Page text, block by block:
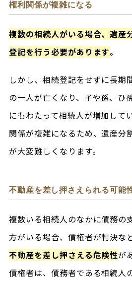
権利関係が複雑になる
複数の相続人がいる場合、遺産
登記を行う必要があります。
しかし、相続登記をせずに長期
の一人が亡くなり、子や孫、ひ
にもわたって相続人が増加して
関係が複雑になるため、遺産分
が大変難しくなります。
不動産を差し押さえられる可能
複数いる相続人のなかに債務の
方がいる場合、債権者が判決な
不動産を差し押さえる危険性が
債権者は、債務者である相続人